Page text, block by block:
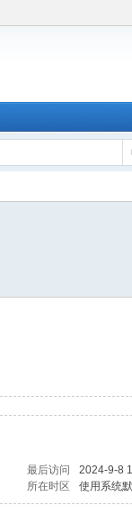
最后访问
2024-9-8
所在时区 使用系统